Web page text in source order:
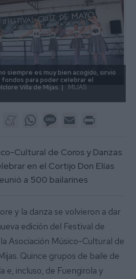
siempre es muy bien acogido, sirvió
fondos para poder celebrar el
Villa de Mijas. |
MIJAS
LinkedInMeneameWhatsAppMessage
Email
Cultural de Coros y Danzas
en el Cortijo Don Elías
a 500 bailarines
y la danza se volvieron a dar
edición del Festival de
Asociación Músico-Cultural de
Quince grupos de baile de
e, incluso, de Fuengirola y